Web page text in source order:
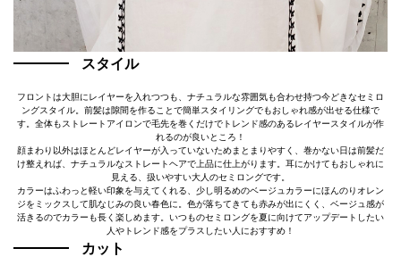
スタイル
フロントは大胆にレイヤーを入れつつも、ナチュラルな雰囲気も合わせ持つ今どきなセミロ
ングスタイル。前髪は隙間を作ることで簡単スタイリングでもおしゃれ感が出せる仕様で
す。全体もストレートアイロンで毛先を巻くだけでトレンド感のあるレイヤースタイルが作
れるのが良いところ！
顔まわり以外はほとんどレイヤーが入っていないためまとまりやすく、巻かない日は前髪だ
け整えれば、ナチュラルなストレートヘアで上品に仕上がります。耳にかけてもおしゃれに
見える、扱いやすい大人のセミロングです。
カラーはふわっと軽い印象を与えてくれる、少し明るめのベージュカラーにほんのりオレン
ジをミックスして肌なじみの良い春色に。色が落ちてきても赤みが出にくく、ベージュ感が
活きるのでカラーも長く楽しめます。いつものセミロングを夏に向けてアップデートしたい
人やトレンド感をプラスしたい人におすすめ！
カット